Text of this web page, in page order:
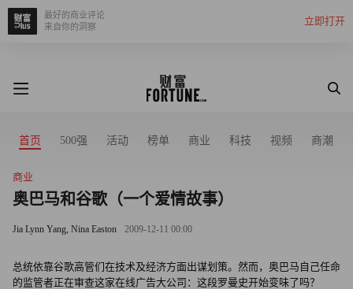
立即打开
最好的商业评论
来自你的洞察
首页 500强 活动 榜单 商业 科技 视频 商潮
商业
奥巴马和谷歌（一个爱情故事）
Jia Lynn Yang, Nina Easton 2009-12-11 00:00
总统依靠谷歌高管们在技术及经济方面出谋划策。然而，奥巴马自己任命
的监管者正在审查这家在线广告大公司：这段罗曼史开始变味了吗？